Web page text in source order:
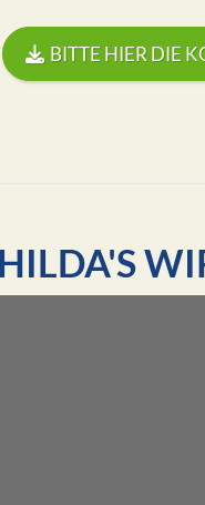
BITTE HIER DIE